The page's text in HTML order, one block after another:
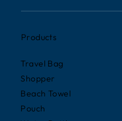
Products
Travel Bag
Shopper
Beach Towel
Pouch